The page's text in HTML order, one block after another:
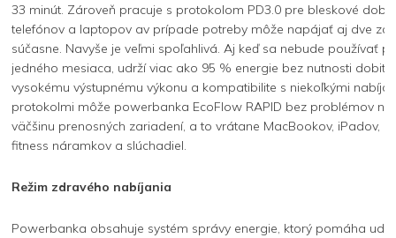
33 minút. Zároveň pracuje s protokolom PD3.0 pre bleskové
telefónov a laptopov av prípade potreby môže napájať aj dve
súčasne. Navyše je veľmi spoľahlivá. Aj keď sa nebude používať
jedného mesiaca, udrží viac ako 95 % energie bez nutnosti
vysokému výstupnému výkonu a kompatibilite s niekoľkými
protokolmi môže powerbanka EcoFlow RAPID bez problémov
väčšinu prenosných zariadení, a to vrátane MacBookov, iPadov,
fitness náramkov a slúchadiel.
Režim zdravého nabíjania
Powerbanka obsahuje systém správy energie, ktorý pomáha